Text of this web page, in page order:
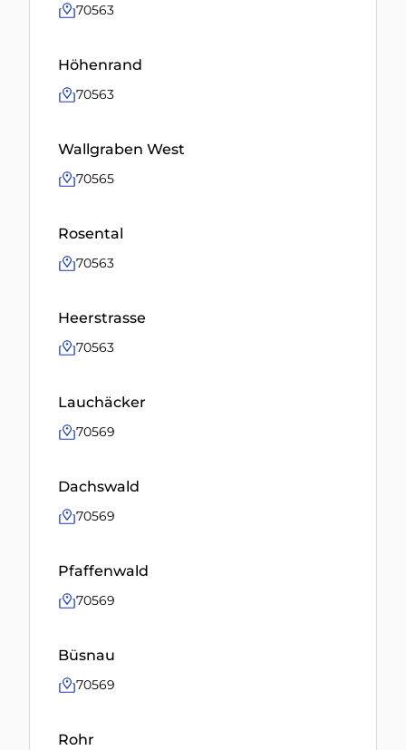
70563
Höhenrand
70563
Wallgraben West
70565
Rosental
70563
Heerstrasse
70563
Lauchäcker
70569
Dachswald
70569
Pfaffenwald
70569
Büsnau
70569
Rohr